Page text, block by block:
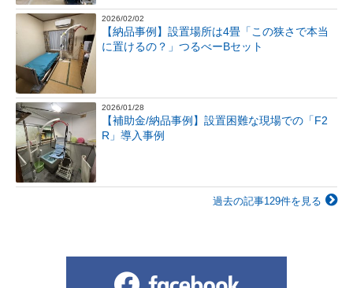
2026/02/02
【納品事例】設置場所は4畳「この狭さで本当
に置けるの？」つるべーBセット
2026/01/28
【補助金/納品事例】設置困難な現場での「F2
R」導入事例
過去の記事129件を見る